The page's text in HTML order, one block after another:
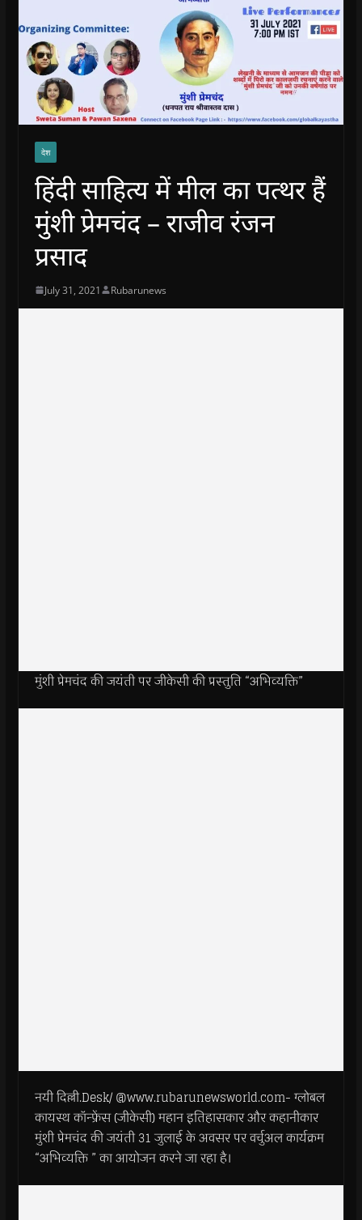
देश
हिंदी साहित्य में मील का पत्थर हैं
मुंशी प्रेमचंद – राजीव रंजन
प्रसाद
July 31, 2021 Rubarunews
मुंशी प्रेमचंद की जयंती पर जीकेसी की प्रस्तुति “अभिव्यक्ति”
नयी दिल्ली.Desk/ @www.rubarunewsworld.com- ग्लोबल
कायस्थ कॉन्फ्रेंस (जीकेसी) महान इतिहासकार और कहानीकार
मुंशी प्रेमचंद की जयंती 31 जुलाई के अवसर पर वर्चुअल कार्यक्रम
“अभिव्यक्ति ” का आयोजन करने जा रहा है।